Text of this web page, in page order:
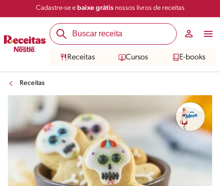
Cadastre-se e baixe grátisnossos livros de receitas
Receitas Cursos E-books
Receitas
Salvar Compartilhar